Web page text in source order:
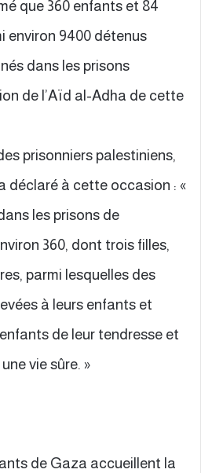
que 360 enfants et 84
environ 9400 détenus
dans les prisons
de l’Aïd al-Adha de cette
prisonniers palestiniens,
déclaré à cette occasion : «
les prisons de
360, dont trois filles,
parmi lesquelles des
à leurs enfants et
de leur tendresse et
vie sûre. »
de Gaza accueillent la